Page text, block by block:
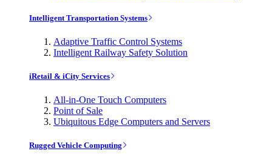
Intelligent Transportation Systems
Adaptive Traffic Control Systems
Intelligent Railway Safety Solution
iRetail & iCity Services
All-in-One Touch Computers
Point of Sale
Ubiquitous Edge Computers and Servers
Rugged Vehicle Computing